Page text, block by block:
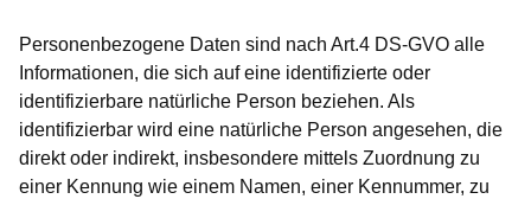
Personenbezogene Daten sind nach Art.4 DS-GVO alle
Informationen, die sich auf eine identifizierte oder
identifizierbare natürliche Person beziehen. Als
identifizierbar wird eine natürliche Person angesehen, die
direkt oder indirekt, insbesondere mittels Zuordnung zu
einer Kennung wie einem Namen, einer Kennummer, zu